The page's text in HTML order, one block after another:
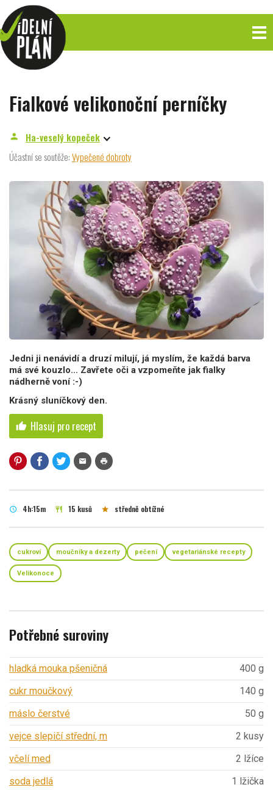
Fialkové velikonoční perníčky
person
Ha-veselý kopeček
Účastní se soutěže:Vypečené dobroty
Jedni ji nenávidí a druzí milují, já myslím, že každá barva
má své kouzlo... Zavřete oči a vzpomeňte jak fialky
nádherně voní :-)
Krásný sluníčkový den.
thumb_up Hlasuj pro recept
mail print
schedule 4h:15m restaurant 15 kusů star středně obtížné
cukroví moučníky a dezerty pečení vegetariánské recepty
Velikonoce
Potřebné suroviny
hladká mouka pšeničná
400 g
cukr moučkový
140 g
máslo čerstvé
50 g
vejce slepičí střední, m
2 kusy
včelí med
2 lžíce
soda jedlá
1 lžička